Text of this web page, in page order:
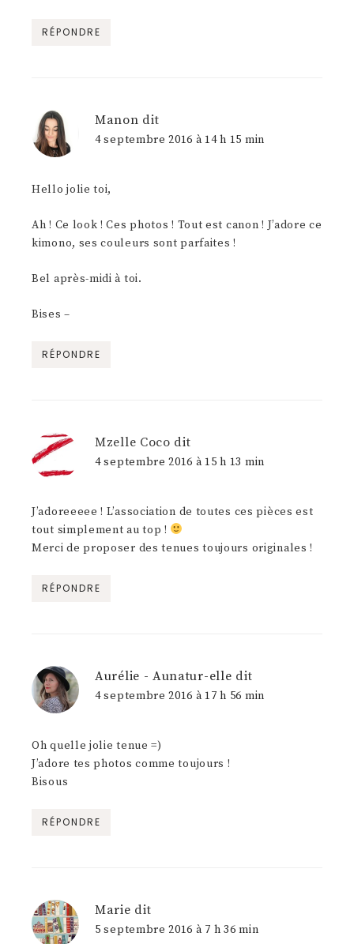
RÉPONDRE
Manon dit
4 septembre 2016 à 14 h 15 min
Hello jolie toi,
Ah ! Ce look ! Ces photos ! Tout est canon ! J’adore ce
kimono, ses couleurs sont parfaites !
Bel après-midi à toi.
Bises –
RÉPONDRE
Mzelle Coco dit
4 septembre 2016 à 15 h 13 min
J’adoreeeee ! L’association de toutes ces pièces est
tout simplement au top !
Merci de proposer des tenues toujours originales !
RÉPONDRE
Aurélie - Aunatur-elle dit
4 septembre 2016 à 17 h 56 min
Oh quelle jolie tenue =)
J’adore tes photos comme toujours !
Bisous
RÉPONDRE
Marie dit
5 septembre 2016 à 7 h 36 min